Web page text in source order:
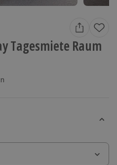
Tagesmiete Raum